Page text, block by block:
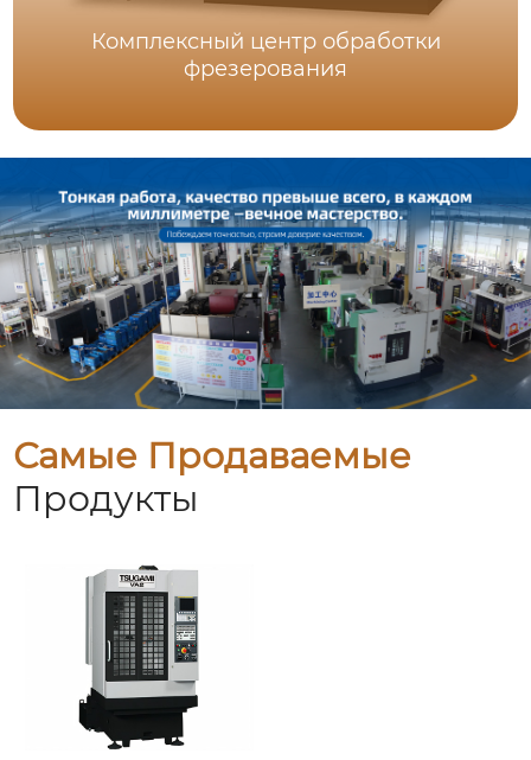
Комплексный центр обработки
фрезерования
Самые Продаваемые
Продукты